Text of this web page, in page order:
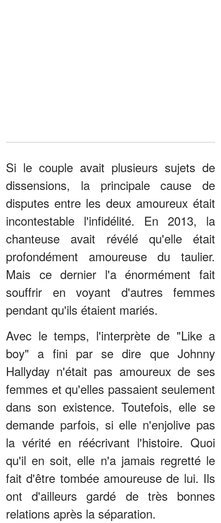
Si le couple avait plusieurs sujets de
dissensions, la principale cause de
disputes entre les deux amoureux était
incontestable l'infidélité. En 2013, la
chanteuse avait révélé qu'elle était
profondément amoureuse du taulier.
Mais ce dernier l'a énormément fait
souffrir en voyant d'autres femmes
pendant qu'ils étaient mariés.
Avec le temps, l'interprète de "Like a
boy" a fini par se dire que Johnny
Hallyday n'était pas amoureux de ses
femmes et qu'elles passaient seulement
dans son existence. Toutefois, elle se
demande parfois, si elle n'enjolive pas
la vérité en réécrivant l'histoire. Quoi
qu'il en soit, elle n'a jamais regretté le
fait d'être tombée amoureuse de lui. Ils
ont d'ailleurs gardé de très bonnes
relations après la séparation.